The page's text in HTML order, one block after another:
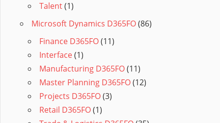
Talent(1)
Microsoft Dynamics D365FO(86)
Finance D365FO(11)
Interface(1)
Manufacturing D365FO(11)
Master Planning D365FO(12)
Projects D365FO(3)
Retail D365FO(1)